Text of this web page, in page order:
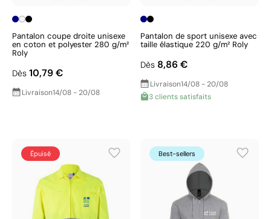
Pantalon coupe droite unisexe
en coton et polyester 280 g/m²
Roly
Dès 10,79 €
Livraison14/08 - 20/08
Pantalon de sport unisexe avec
taille élastique 220 g/m² Roly
Dès 8,86 €
Livraison14/08 - 20/08
3 clients satisfaits
Épuisé Best-sellers